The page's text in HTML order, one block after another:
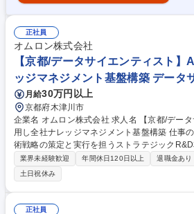
正社員
オムロン株式会社
【京都/データサイエンティスト】
ッジマネジメント基盤構築 データ
月給30万円以上
京都府木津川市
企業名 オムロン株式会社 求人名 【京都/データサイエンティスト】AIを活
用し全社ナレッジマネジメント基盤構築 仕事の内容 事業成長に資する技
術戦略の策定と実行を担うストラテジック
ョンセンタにて、以下の業務内容を実行する
ていただきます。 【業務内容】事業部門が抱える開発生産性課題に対し
て、関連部門(開発部門・CRM・IT部門・外部
ジネス課題の具体化、解決アプローチとして
ックな検証サイクルによる取組み推進。特に
業界未経験歓迎 年間休日120日以上 退職金あり
土日祝休み
正社員